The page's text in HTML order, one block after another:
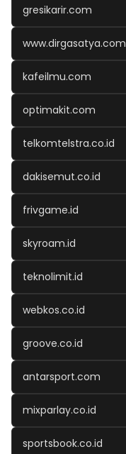
gresikarir.com
www.dirgasatya.com
kafeilmu.com
optimakit.com
telkomtelstra.co.id
dakisemut.co.id
frivgame.id
skyroam.id
teknolimit.id
webkos.co.id
groove.co.id
antarsport.com
mixparlay.co.id
sportsbook.co.id